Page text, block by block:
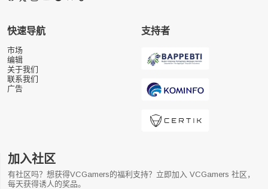
快速导航
市场
编辑
关于我们
联系我们
广告
支持者
加入社区
有社区吗？想获得VCGamers的福利支持？立即加入 VCGamers 社区，
每天获得诱人的奖品。